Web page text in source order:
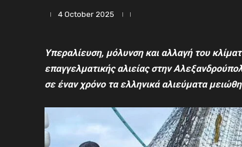
4 October 2025
Υπεραλίευση, μόλυνσηκαι αλλαγή του
επαγγελματικής αλιείαςστην
σε έναν χρόνο τα ελληνικά αλιεύματα